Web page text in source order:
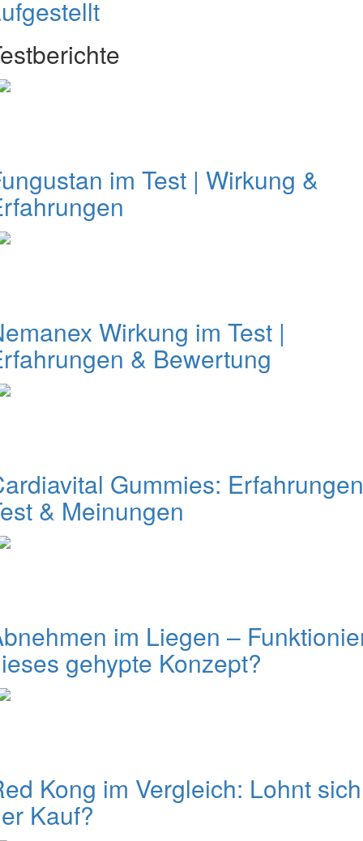
im Test | Wirkung &
Wirkung im Test |
& Bewertung
Gummies:
& Meinungen
im Liegen –
gehypte Konzept?
Kong im Vergleich: Lohnt sich
Kauf?